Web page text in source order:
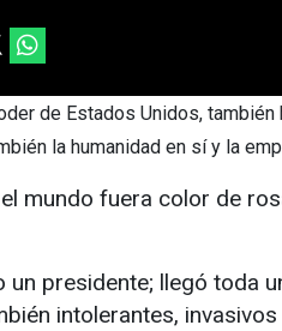
de Estados Unidos,
la humanidad en sí y la
mundo fuera color de
un presidente; llegó toda
intolerantes,